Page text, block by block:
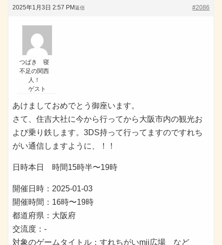
2025年1月3日 2:57 PM #2086
返信
つばき 寝
不足の関西
人！
ゲスト
あけましておめでとう御座います。
さて、住吉大社に今から行ってから大阪市内の観光お
よび乗り鉄します。3DS持って行ってますのですれち
がい通信しますように、！！
日時本日 時間15時半〜19時
開催日時：2025-01-03
開催時間：16時〜19時
都道府県：大阪府
交流度：-
対象のゲームタイトル：すれちがいmii広場 など